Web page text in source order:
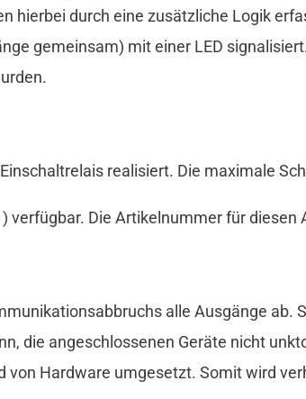
hierbei durch eine zusätzliche Logik
gemeinsam) mit einer LED
realisiert. Die maximale
Die Artikelnummer für diesen
alle Ausgänge ab.
die angeschlossenen Geräte nicht
Hardware umgesetzt. Somit wird